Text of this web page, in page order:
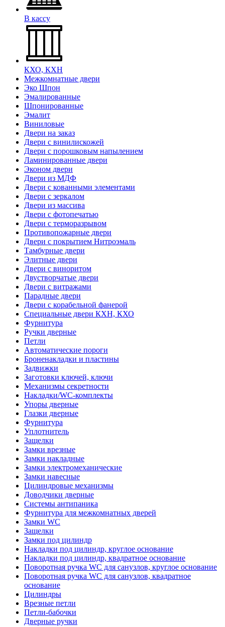
В кассу
КХО, КХН
Межкомнатные двери
Эко Шпон
Эмалированные
Шпонированные
Эмалит
Виниловые
Двери на заказ
Двери с винилискожей
Двери с порошковым напылением
Ламинированные двери
Эконом двери
Двери из МДФ
Двери с кованными элементами
Двери с зеркалом
Двери из массива
Двери с фотопечатью
Двери с терморазрывом
Противопожарные двери
Двери с покрытием Нитроэмаль
Тамбурные двери
Элитные двери
Двери с виноритом
Двустворчатые двери
Двери с витражами
Парадные двери
Двери с корабельной фанерой
Специальные двери КХН, КХО
Фурнитура
Ручки дверные
Петли
Автоматические пороги
Броненакладки и пластины
Задвижки
Заготовки ключей, ключи
Механизмы секретности
Накладки/WC-комплекты
Упоры дверные
Глазки дверные
Фурнитура
Уплотнитель
Защелки
Замки врезные
Замки накладные
Замки электромеханические
Замки навесные
Цилиндровые механизмы
Доводчики дверные
Системы антипаника
Фурнитура для межкомнатных дверей
Замки WC
Защелки
Замки под цилиндр
Накладки под цилиндр, круглое основание
Накладки под цилиндр, квадратное основание
Поворотная ручка WC для санузлов, круглое основание
Поворотная ручка WC для санузлов, квадратное
основание
Цилиндры
Врезные петли
Петли-бабочки
Дверные ручки